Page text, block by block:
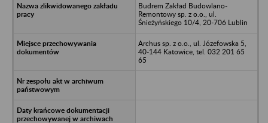
Budrem Zakład Budowlano-
Remontowy sp. z o.o., ul.
Śnieżyńskiego 10/4, 20-706 Lublin
Archus sp. z o.o., ul. Józefowska 5,
40-144 Katowice, tel. 032 201 65
65